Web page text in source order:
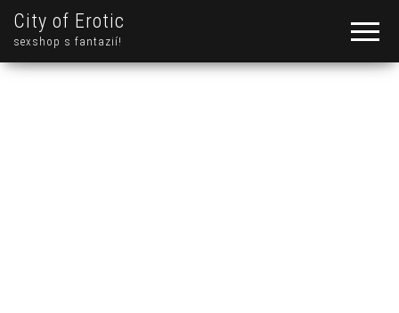
City of Erotic
sexshop s fantazií!